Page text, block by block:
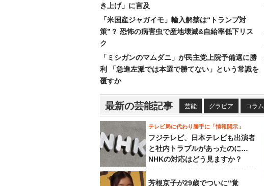
き上げ」に言及
「米国産ジャガイモ」輸入解禁は“トランプ対
策”？ 恐怖の病害虫で産地壊滅&自給率低下リス
ク
「ミシガンのマムダニ」が民主党上院予備選に勝
利 「急進左派では本選で勝てない」という常識を
覆すか
最新の芸能記事 芸能 グラビア コラム
テレビ局に代わり勝手に「情報開示」
フジテレビ、日本テレビも出演者
と社内トラブルがあったのに…
NHKの対応はどう見ますか？
芳根京子が29歳でついに“覚